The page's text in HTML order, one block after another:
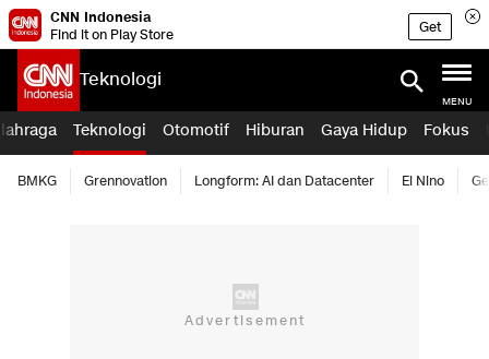
CNN Indonesia
Find it on Play Store
Get
Teknologi
MENU
Teknologi Otomotif Hiburan Gaya Hidup Fokus
BMKG Grennovation Longform: AI dan Datacenter El Nino